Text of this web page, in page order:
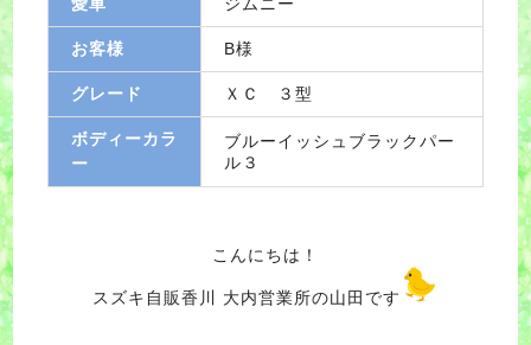
お客様 B様
グレード ＸＣ ３型
ボディーカラ
ー
ブルーイッシュブラックパー
ル３
こんにちは！
スズキ自販香川 大内営業所の山田です